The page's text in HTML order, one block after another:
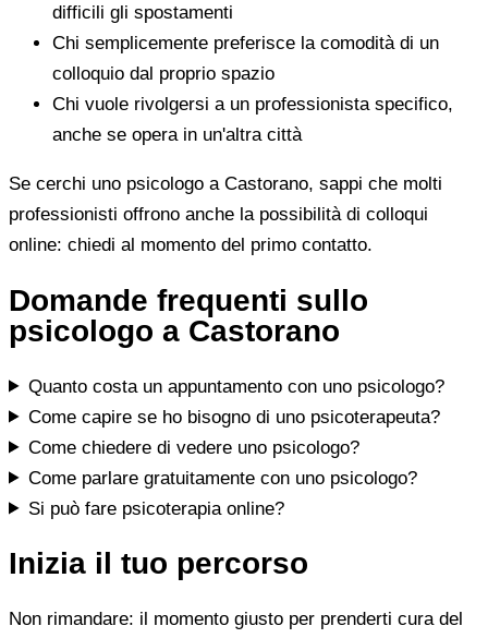
difficili gli spostamenti
Chi semplicemente preferisce la comodità di un
colloquio dal proprio spazio
Chi vuole rivolgersi a un professionista specifico,
anche se opera in un'altra città
Se cerchi uno psicologo a Castorano, sappi che molti
professionisti offrono anche la possibilità di colloqui
online: chiedi al momento del primo contatto.
Domande frequenti sullo
psicologo a Castorano
Quanto costa un appuntamento con uno psicologo?
Come capire se ho bisogno di uno psicoterapeuta?
Come chiedere di vedere uno psicologo?
Come parlare gratuitamente con uno psicologo?
Si può fare psicoterapia online?
Inizia il tuo percorso
Non rimandare: il momento giusto per prenderti cura del